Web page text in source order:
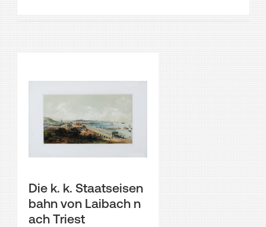
Die k. k. Staatseisen
bahn von Laibach n
ach Triest